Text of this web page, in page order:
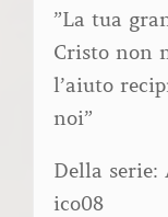
”La tua
Cristo non
l’aiuto
noi”
Della serie:
ico08